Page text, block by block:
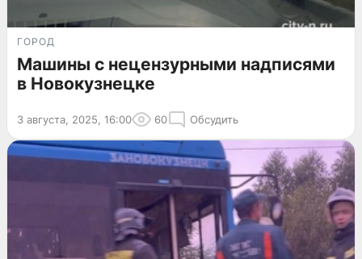
ГОРОД
Машины с нецензурными надписями
в Новокузнецке
3 августа, 2025, 16:00 60 Обсудить